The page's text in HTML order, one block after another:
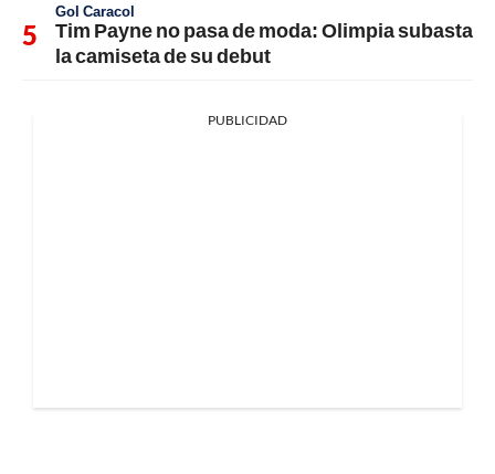
Gol Caracol
Tim Payne no pasa de moda: Olimpia subasta
la camiseta de su debut
PUBLICIDAD